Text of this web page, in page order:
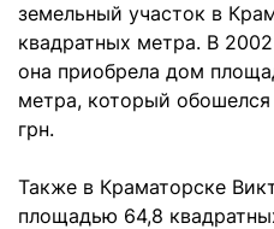
земельный участок в
квадратных метра. В
она приобрела дом
метра, который
грн.
Также в Краматорске
площадью 64,8